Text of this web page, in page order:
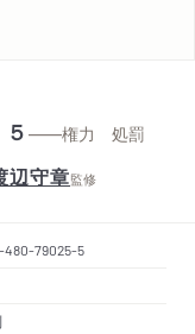
——権力 処罰
辺守章監修
480-79025-5